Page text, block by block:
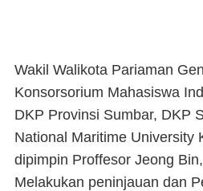
Wakil Walikota Pariaman
Konsorsorium Mahasiswa
DKP Provinsi Sumbar, DKP
National Maritime University
dipimpin Proffesor Jeong
Melakukan peninjauan dan